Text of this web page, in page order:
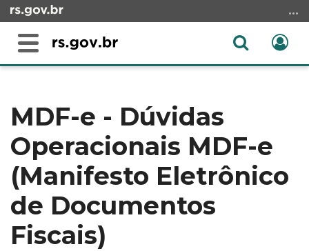
para
conteúdo
menu
para
busca
Alterna
Abrir
conteúdo
MDF-e - Dúvidas
Operacionais MDF-e
(Manifesto Eletrônico
de Documentos
Fiscais)